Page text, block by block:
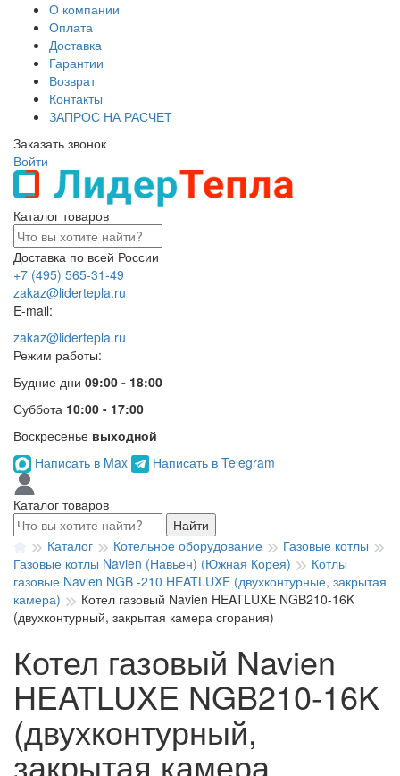
О компании
Оплата
Доставка
Гарантии
Возврат
Контакты
ЗАПРОС НА РАСЧЕТ
Заказать звонок
Войти
Каталог товаров
Доставка по всей России
+7 (495) 565-31-49
zakaz@lidertepla.ru
E-mail:
zakaz@lidertepla.ru
Режим работы:
Будние дни 09:00 - 18:00
Суббота 10:00 - 17:00
Воскресенье выходной
Написать в Max
Написать в Telegram
Каталог товаров
Найти
Каталог
Котельное оборудование
Газовые котлы
Газовые котлы Navien (Навьен) (Южная Корея)
Котлы
газовые Navien NGB -210 HEATLUXE (двухконтурные, закрытая
камера)
Котел газовый Navien HEATLUXE NGB210-16K
(двухконтурный, закрытая камера сгорания)
Котел газовый Navien
HEATLUXE NGB210-16K
(двухконтурный,
закрытая камера